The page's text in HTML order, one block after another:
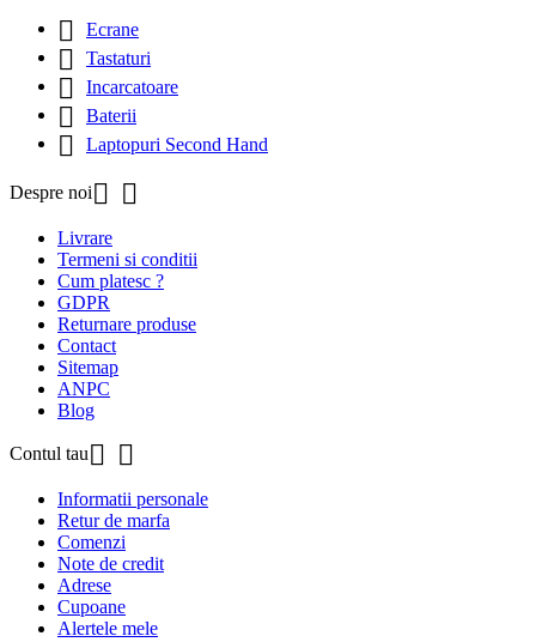

Ecrane
 Tastaturi
 Incarcatoare
 Baterii
 Laptopuri Second Hand
Despre noi 
Livrare
Termeni si conditii
Cum platesc ?
GDPR
Returnare produse
Contact
Sitemap
ANPC
Blog
Contul tau 
Informatii personale
Retur de marfa
Comenzi
Note de credit
Adrese
Cupoane
Alertele mele